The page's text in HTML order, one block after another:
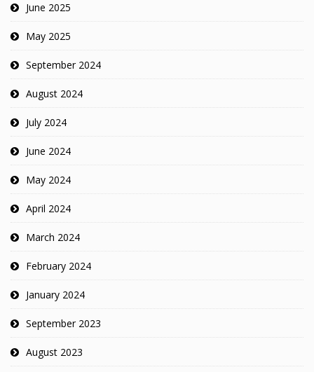
June 2025
May 2025
September 2024
August 2024
July 2024
June 2024
May 2024
April 2024
March 2024
February 2024
January 2024
September 2023
August 2023